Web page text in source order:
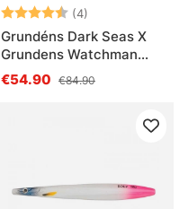
Arvio: (4)
Grundéns Dark Seas X
Grundens Watchman
Hoodie Black
€54.90 €84.90